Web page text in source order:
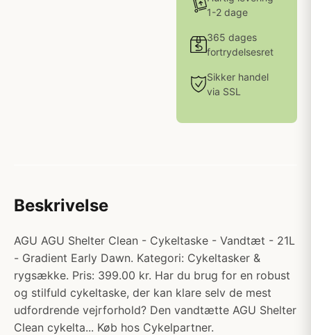
1-2 dage
365 dages
fortrydelsesret
Sikker handel
via SSL
Beskrivelse
AGU AGU Shelter Clean - Cykeltaske - Vandtæt - 21L
- Gradient Early Dawn. Kategori: Cykeltasker &
rygsække. Pris: 399.00 kr. Har du brug for en robust
og stilfuld cykeltaske, der kan klare selv de mest
udfordrende vejrforhold? Den vandtætte AGU Shelter
Clean cykelta... Køb hos Cykelpartner.